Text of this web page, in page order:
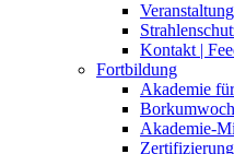
Kontakt |
Fortbildung
Akademie
Akademie-